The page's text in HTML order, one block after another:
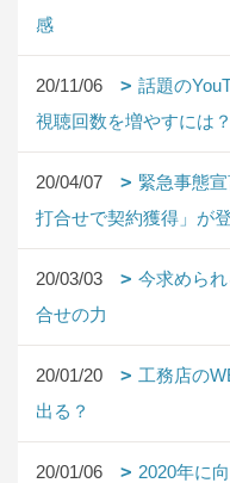
感
20/11/06
話題の
視聴回数を増やすには？
20/04/07
緊急事態
打合せで契約獲得」が
20/03/03
今求めら
合せの力
20/01/20
工務店の
出る？
20/01/06
2020年に